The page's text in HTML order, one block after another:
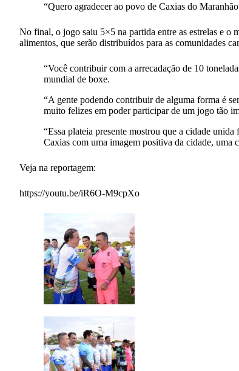
“Quero agradecer ao povo de Caxias do
No final, o jogo saiu 5×5 na partida entre as estrelas e o
alimentos, que serão distribuídos para as comunidades
“Você contribuir com a arrecadação de 10
mundial de boxe.
“A gente podendo contribuir de alguma forma é
muito felizes em poder participar de um jogo tão
“Essa plateia presente mostrou que a cidade
Caxias com uma imagem positiva da cidade, uma
Veja na reportagem:
https://youtu.be/iR6O-M9cpXo